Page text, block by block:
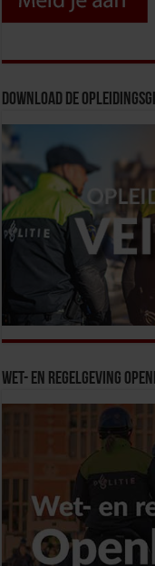
Download de
Wet- en Regelgeving